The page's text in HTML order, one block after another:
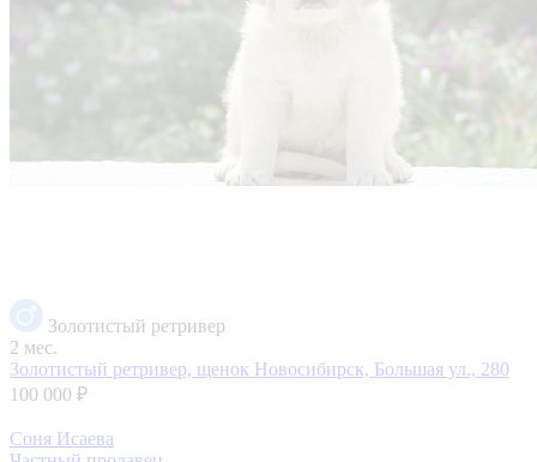
Золотистый ретривер
2 мес.
Золотистый ретривер, щенок Новосибирск, Большая ул., 280
100 000 ₽
Соня Исаева